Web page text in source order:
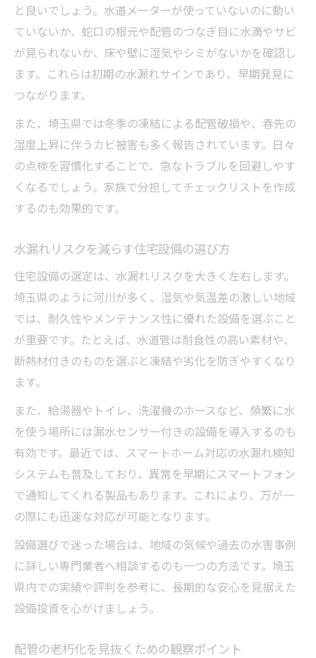
と良いでしょう。水道メーターが使っていないのに動い
ていないか、蛇口の根元や配管のつなぎ目に水滴やサビ
が見られないか、床や壁に湿気やシミがないかを確認し
ます。これらは初期の水漏れサインであり、早期発見に
つながります。
また、埼玉県では冬季の凍結による配管破損や、春先の
湿度上昇に伴うカビ被害も多く報告されています。日々
の点検を習慣化することで、急なトラブルを回避しやす
くなるでしょう。家族で分担してチェックリストを作成
するのも効果的です。
水漏れリスクを減らす住宅設備の選び方
住宅設備の選定は、水漏れリスクを大きく左右します。
埼玉県のように河川が多く、湿気や気温差の激しい地域
では、耐久性やメンテナンス性に優れた設備を選ぶこと
が重要です。たとえば、水道管は耐食性の高い素材や、
断熱材付きのものを選ぶと凍結や劣化を防ぎやすくなり
ます。
また、給湯器やトイレ、洗濯機のホースなど、頻繁に水
を使う場所には漏水センサー付きの設備を導入するのも
有効です。最近では、スマートホーム対応の水漏れ検知
システムも普及しており、異常を早期にスマートフォン
で通知してくれる製品もあります。これにより、万が一
の際にも迅速な対応が可能となります。
設備選びで迷った場合は、地域の気候や過去の水害事例
に詳しい専門業者へ相談するのも一つの方法です。埼玉
県内での実績や評判を参考に、長期的な安心を見据えた
設備投資を心がけましょう。
配管の老朽化を見抜くための観察ポイント